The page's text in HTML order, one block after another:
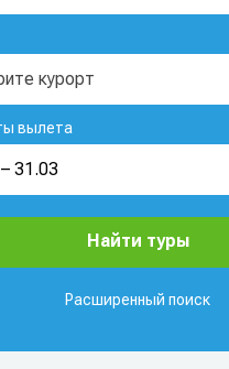
курорт
вылета
Расширенный поиск
Найти туры